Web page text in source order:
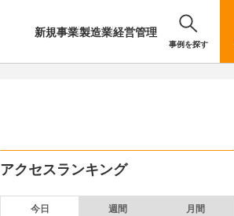
新規事業製造業経営管理
事例を探す
アクセスランキング
今日 週間 月間